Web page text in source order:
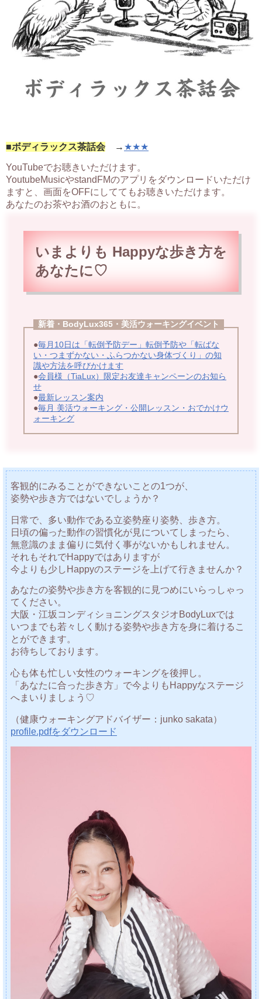
■ボディラックス茶話会 → ★★★
YouTubeでお聴きいただけます。
YoutubeMusicやstandFMのアプリをダウンロードいただけ
ますと、画面をOFFにしててもお聴きいただけます。
あなたのお茶やお酒のおともに。
いまよりも Happyな歩き方を
あなたに♡
新着・BodyLux365・美活ウォーキングイベント
●毎月10日は「転倒予防デー」転倒予防や「転ばな
い・つまずかない・ふらつかない身体づくり」の知
識や方法を呼びかけます
●会員様（TiaLux）限定お友達キャンペーンのお知ら
せ
●最新レッスン案内
●毎月 美活ウォーキング・公開レッスン・おでかけウ
ォーキング
客観的にみることができないことの1つが、
姿勢や歩き方ではないでしょうか？
日常で、多い動作である立姿勢座り姿勢、歩き方。
日頃の偏った動作の習慣化が見についてしまったら、
無意識のまま偏りに気付く事がないかもしれません。
それもそれでHappyではありますが
今よりも少しHappyのステージを上げて行きませんか？
あなたの姿勢や歩き方を客観的に見つめにいらっしゃっ
てください。
大阪・江坂コンディショニングスタジオBodyLuxでは
いつまでも若々しく動ける姿勢や歩き方を身に着けるこ
とができます。
お待ちしております。
心も体も忙しい女性のウォーキングを後押し。
「あなたに合った歩き方」で今よりもHappyなステージ
へまいりましょう♡
（健康ウォーキングアドバイザー：junko sakata）
profile.pdfをダウンロード